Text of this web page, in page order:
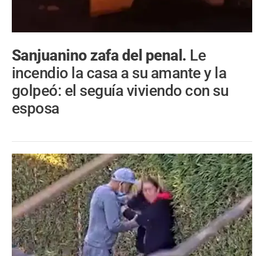
Sanjuanino zafa del penal. Le
incendio la casa a su amante y la
golpeó: el seguía viviendo con su
esposa